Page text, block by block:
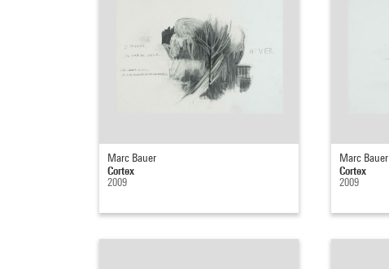
Marc Bauer
Cortex
2009
Marc Bauer
Cortex
2009